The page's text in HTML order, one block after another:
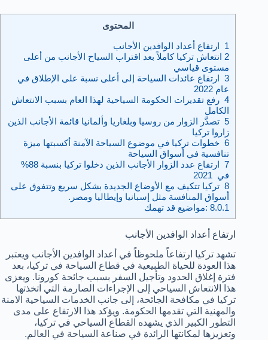
المحتوى
1 ارتفاع أعداد الوافدين الأجانب
2 انتعاش تركيا كاملاً بعد اقتراب السياح الأجانب من أعلى
مستوى قياسي
3ارتفاع عائدات السياحة إلى أعلى نسبة على الإطلاق في
عام 2022
4رفع تقديرات الحكومة السياحية لهذا العام بسبب الانتعاش
الكامل
5تصدَّر الزوار من روسيا وبلغاريا وألمانيا قائمة الأجانب الذين
زاروا تركيا
6خطوات تركيا في موضوع السياحة الآمنة أكسبتها ميزة
تنافسية في أسواق السياحة
7
ارتفاع عدد الزوار الأجانب الذين دخلوا تركيا بنسبة 88%
في 2021
8تركيا تتكيف مع الأوضاع الجديدة بشكل سريع وتتفوق على
أسواق المنافسة مثل إسبانيا وإيطاليا ومصر.
8.0.1:مواضيع قد تهمك
ارتفاع أعداد الوافدين الأجانب
تشهد تركيا ارتفاعاً ملحوظاً في أعداد الوافدين الأجانب ويعتبر
هذا العودة للحياة الطبيعية في قطاع السياحة في تركيا، بعد
فترة إغلاق الحدود وتأجيل السفر بسبب جائحة كورونا. ويعزى
هذا الانتعاش السياحي إلى الإجراءات الصارمة التي اتخذتها
تركيا في مكافحة الجائحة، إلى جانب الخدمات السياحية الامنة
والمهنية التي تقدمها الحكومة. ويؤكد هذا الارتفاع على مدى
التطور الكبير الذي يشهده القطاع السياحي في تركيا،
وتعزيزها لمكانتها الرائدة في صناعة السياحة في العالم.